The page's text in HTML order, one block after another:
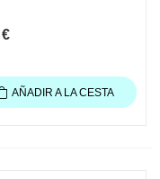
AÑADIR A LA CESTA